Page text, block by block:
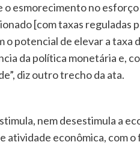
o esmorecimento no
[com taxas reguladas
o potencial de elevar a taxa
da política monetária e,
diz outro trecho da ata.
nem desestimula a
atividade econômica, com